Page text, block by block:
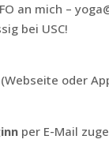
an mich –
bei USC!
oder
per E-Mail